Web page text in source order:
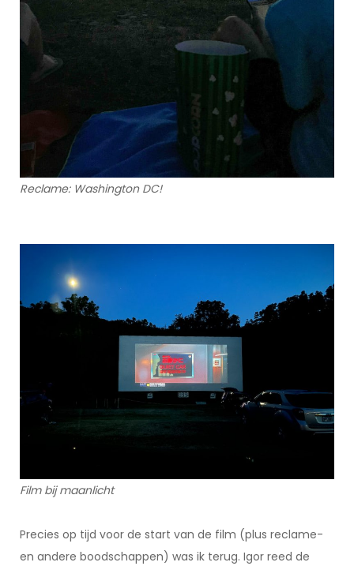
Reclame: Washington DC!
Film bij maanlicht
Precies op tijd voor de start van de film (plus reclame-
en andere boodschappen) was ik terug. Igor reed de